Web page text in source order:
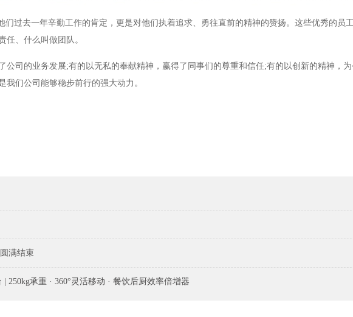
们过去一年辛勤工作的肯定，更是对他们执着追求、勇往直前的精神的赞扬。这些优秀的员
任、什么叫做团队。
公司的业务发展;有的以无私的奉献精神，赢得了同事们的尊重和信任;有的以创新的精神，
们公司能够稳步前行的强大动力。
满结束
250kg承重 · 360°灵活移动 · 餐饮后厨效率倍增器